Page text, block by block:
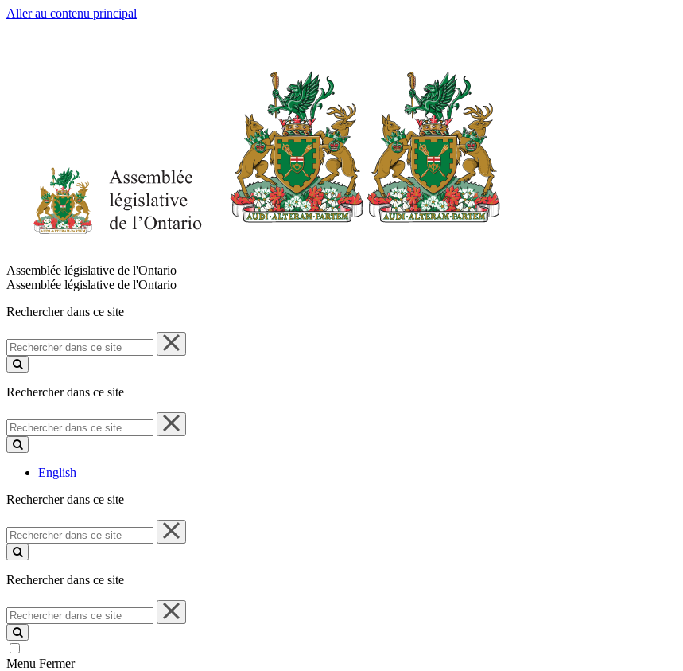
Aller au contenu principal
Assemblée législative de l'Ontario
Assemblée législative de l'Ontario
Rechercher dans ce site
Rechercher
dans
ce
Rechercher dans ce site
Rechercher
dans
ce
English
Rechercher dans ce site
Rechercher
dans
ce
Rechercher dans ce site
Rechercher
dans
ce
site
Menu Fermer